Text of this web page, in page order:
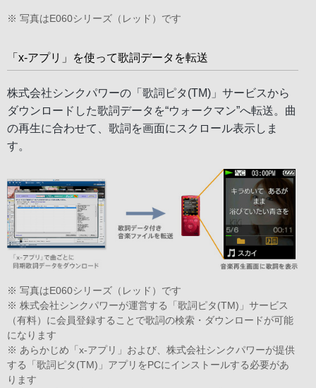
※ 写真はE060シリーズ（レッド）です
「x-アプリ」を使って歌詞データを転送
株式会社シンクパワーの「歌詞ピタ(TM)」サービスから
ダウンロードした歌詞データを“ウォークマン”へ転送。曲
の再生に合わせて、歌詞を画面にスクロール表示しま
す。
※ 写真はE060シリーズ（レッド）です
※ 株式会社シンクパワーが運営する「歌詞ピタ(TM)」サービス
（有料）に会員登録することで歌詞の検索・ダウンロードが可能
になります
※ あらかじめ「x-アプリ」および、株式会社シンクパワーが提供
する「歌詞ピタ(TM)」アプリをPCにインストールする必要があ
ります